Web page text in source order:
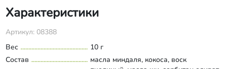
Характеристики
Артикул: 08388
Вес
10 г
Состав
масла миндаля, кокоса, воск